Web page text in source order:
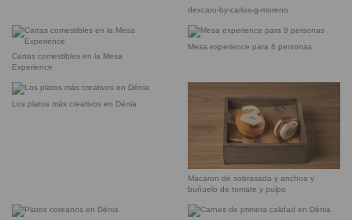
dexcaro-by-carlos-g-moreno
Cartas comestibles en la Mesa
Experience
Mesa experience para 8 personas
Los platos más creativos en Dénia
Macaron de sobrasada y anchoa y
buñuelo de tomate y pulpo